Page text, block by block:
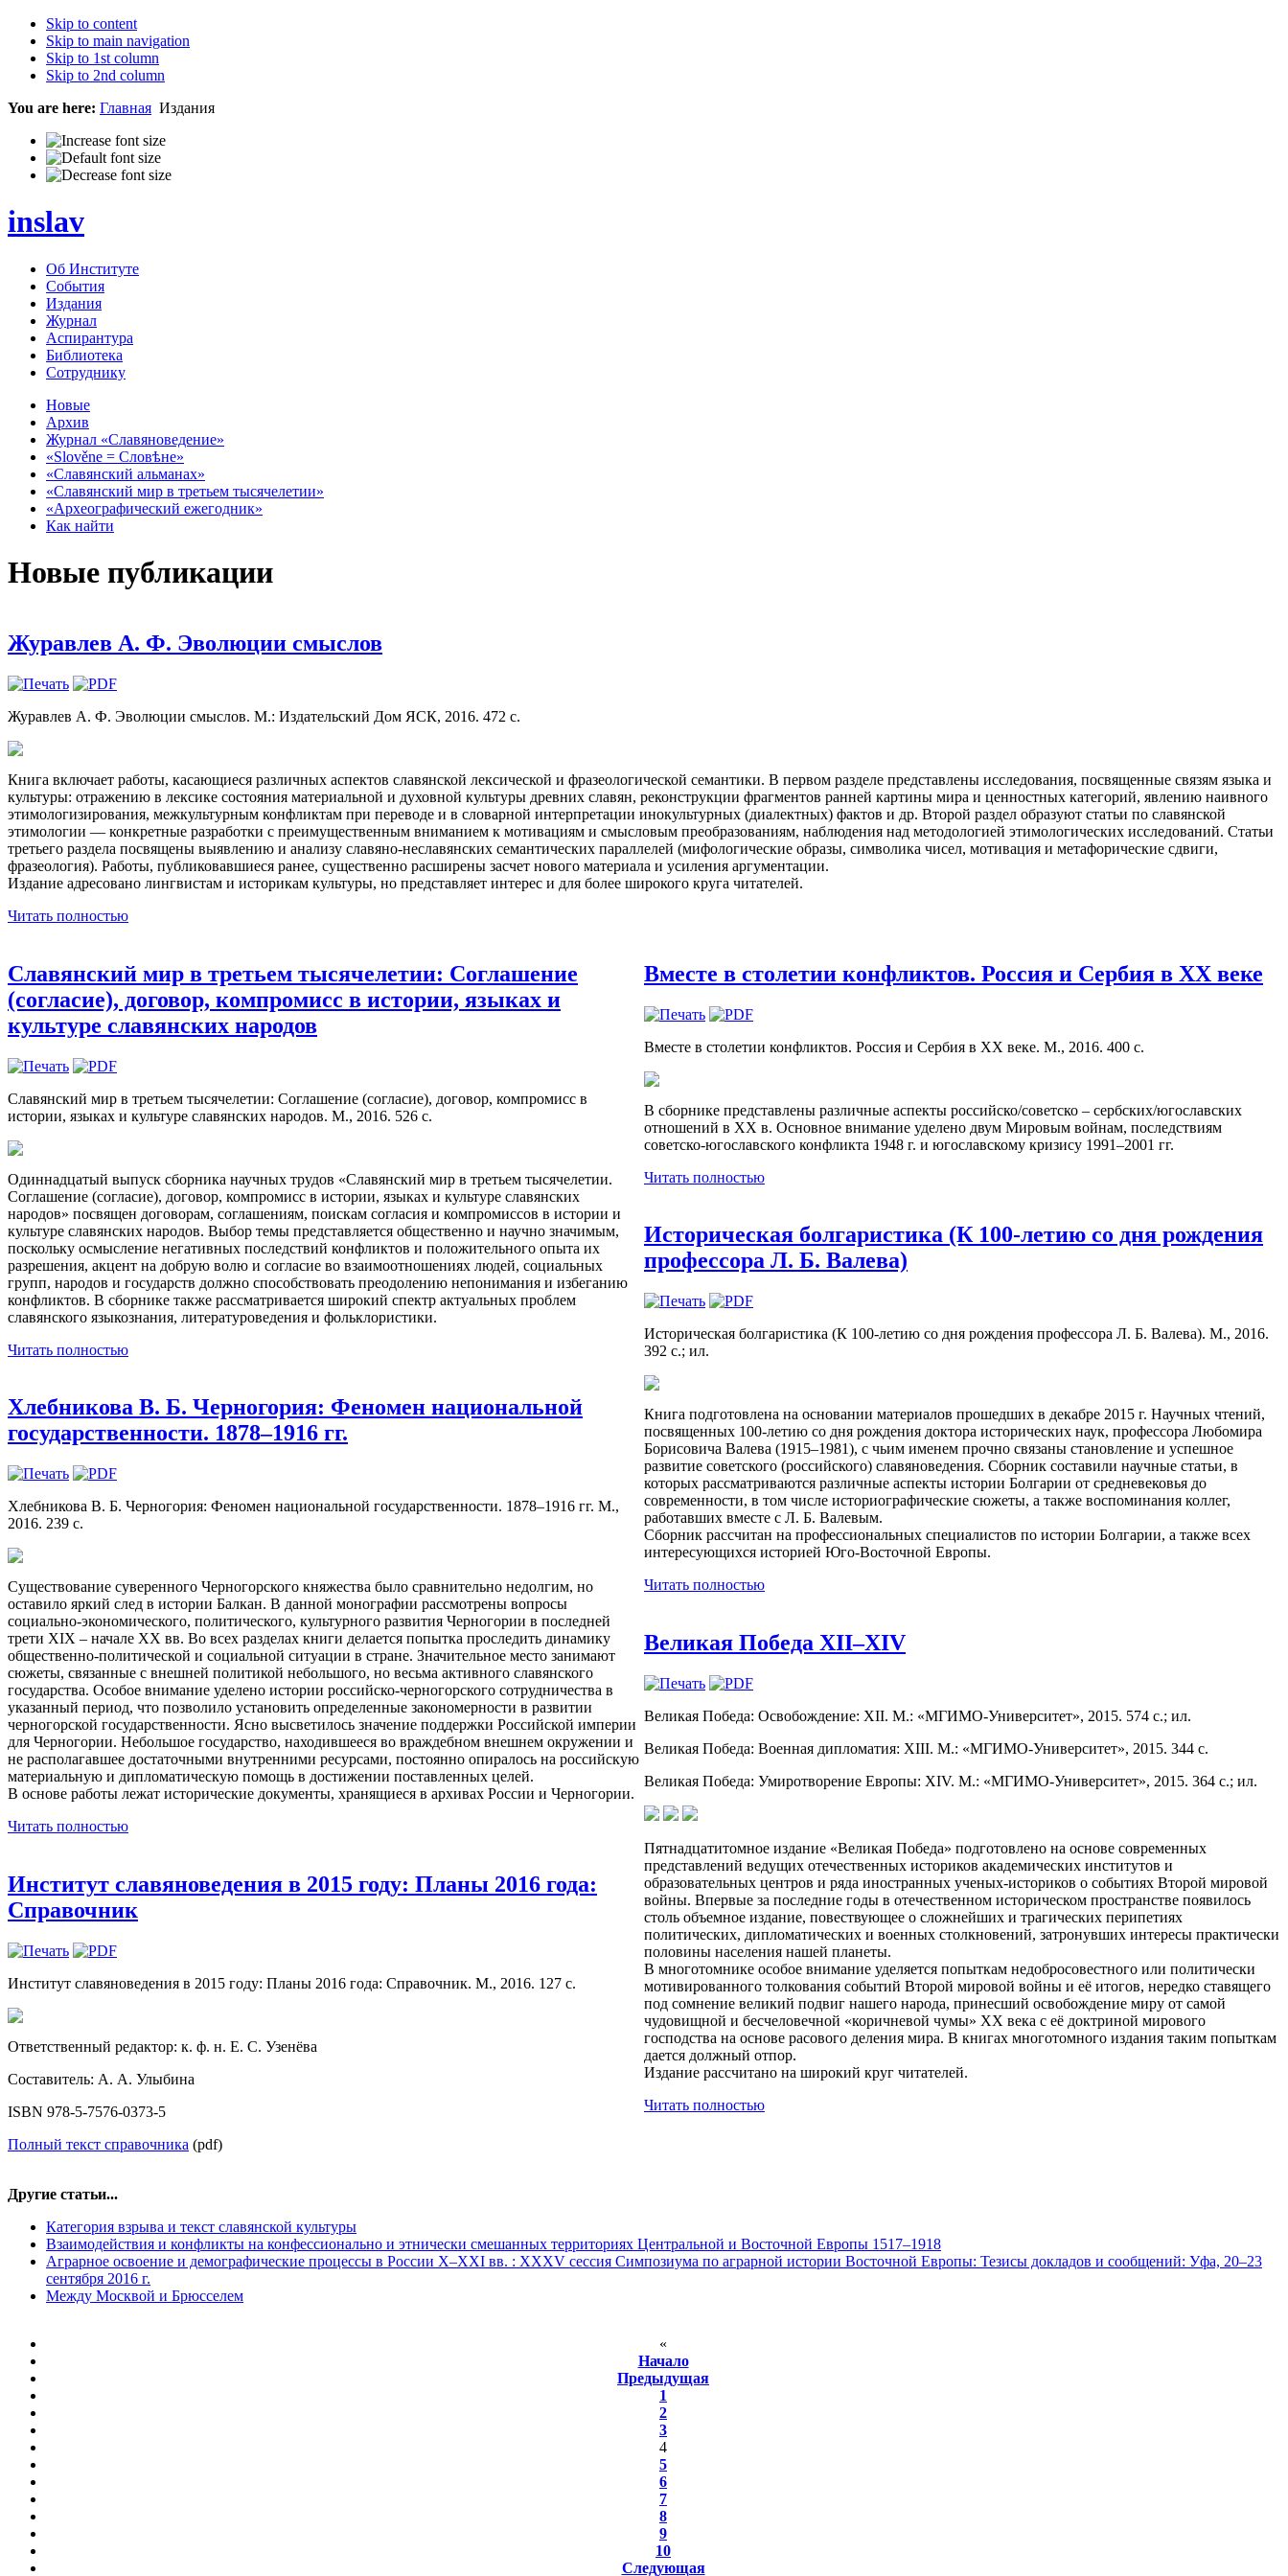
Skip to content
Skip to main navigation
Skip to 1st column
Skip to 2nd column
You are here: Главная Издания
inslav
Об Институте
События
Издания
Журнал
Аспирантура
Библиотека
Сотруднику
Новые
Архив
Журнал «Славяноведение»
«Slověne = Словѣне»
«Славянский альманах»
«Славянский мир в третьем тысячелетии»
«Археографический ежегодник»
Как найти
Новые публикации
Журавлев А. Ф. Эволюции смыслов
Журавлев А. Ф. Эволюции смыслов. М.: Издательский Дом ЯСК, 2016. 472 с.
Книга включает работы, касающиеся различных аспектов славянской лексической и фразеологической семантики. В первом разделе представлены исследования, посвященные связям языка и
культуры: отражению в лексике состояния материальной и духовной культуры древних славян, реконструкции фрагментов ранней картины мира и ценностных категорий, явлению наивного
этимологизирования, межкультурным конфликтам при переводе и в словарной интерпретации инокультурных (диалектных) фактов и др. Второй раздел образуют статьи по славянской
этимологии — конкретные разработки с преимущественным вниманием к мотивациям и смысловым преобразованиям, наблюдения над методологией этимологических исследований. Статьи
третьего раздела посвящены выявлению и анализу славяно-неславянских семантических параллелей (мифологические образы, символика чисел, мотивация и метафорические сдвиги,
фразеология). Работы, публиковавшиеся ранее, существенно расширены засчет нового материала и усиления аргументации.
Издание адресовано лингвистам и историкам культуры, но представляет интерес и для более широкого круга читателей.
Читать полностью
Славянский мир в третьем тысячелетии: Соглашение
(согласие), договор, компромисс в истории, языках и
культуре славянских народов
Славянский мир в третьем тысячелетии: Соглашение (согласие), договор, компромисс в
истории, языках и культуре славянских народов. М., 2016. 526 с.
Одиннадцатый выпуск сборника научных трудов «Славянский мир в третьем тысячелетии.
Соглашение (согласие), договор, компромисс в истории, языках и культуре славянских
народов» посвящен договорам, соглашениям, поискам согласия и компромиссов в истории и
культуре славянских народов. Выбор темы представляется общественно и научно значимым,
поскольку осмысление негативных последствий конфликтов и положительного опыта их
разрешения, акцент на добрую волю и согласие во взаимоотношениях людей, социальных
групп, народов и государств должно способствовать преодолению непонимания и избеганию
конфликтов. В сборнике также рассматривается широкий спектр актуальных проблем
славянского языкознания, литературоведения и фольклористики.
Читать полностью
Хлебникова В. Б. Черногория: Феномен национальной
государственности. 1878–1916 гг.
Хлебникова В. Б. Черногория: Феномен национальной государственности. 1878–1916 гг. М.,
2016. 239 с.
Существование суверенного Черногорского княжества было сравнительно недолгим, но
оставило яркий след в истории Балкан. В данной монографии рассмотрены вопросы
социально-экономического, политического, культурного развития Черногории в последней
трети XIX – начале XX вв. Во всех разделах книги делается попытка проследить динамику
общественно-политической и социальной ситуации в стране. Значительное место занимают
сюжеты, связанные с внешней политикой небольшого, но весьма активного славянского
государства. Особое внимание уделено истории российско-черногорского сотрудничества в
указанный период, что позволило установить определенные закономерности в развитии
черногорской государственности. Ясно высветилось значение поддержки Российской империи
для Черногории. Небольшое государство, находившееся во враждебном внешнем окружении и
не располагавшее достаточными внутренними ресурсами, постоянно опиралось на российскую
материальную и дипломатическую помощь в достижении поставленных целей.
В основе работы лежат исторические документы, хранящиеся в архивах России и Черногории.
Читать полностью
Институт славяноведения в 2015 году: Планы 2016 года:
Справочник
Институт славяноведения в 2015 году: Планы 2016 года: Справочник. М., 2016. 127 с.
Ответственный редактор: к. ф. н. Е. С. Узенёва
Составитель: А. А. Улыбина
ISBN 978-5-7576-0373-5
Полный текст справочника (pdf)
Вместе в столетии конфликтов. Россия и Сербия в XX веке
Вместе в столетии конфликтов. Россия и Сербия в XX веке. М., 2016. 400 с.
В сборнике представлены различные аспекты российско/советско – сербских/югославских
отношений в XX в. Основное внимание уделено двум Мировым войнам, последствиям
советско-югославского конфликта 1948 г. и югославскому кризису 1991–2001 гг.
Читать полностью
Историческая болгаристика (К 100-летию со дня рождения
профессора Л. Б. Валева)
Историческая болгаристика (К 100-летию со дня рождения профессора Л. Б. Валева). М., 2016.
392 с.; ил.
Книга подготовлена на основании материалов прошедших в декабре 2015 г. Научных чтений,
посвященных 100-летию со дня рождения доктора исторических наук, профессора Любомира
Борисовича Валева (1915–1981), с чьим именем прочно связаны становление и успешное
развитие советского (российского) славяноведения. Сборник составили научные статьи, в
которых рассматриваются различные аспекты истории Болгарии от средневековья до
современности, в том числе историографические сюжеты, а также воспоминания коллег,
работавших вместе с Л. Б. Валевым.
Сборник рассчитан на профессиональных специалистов по истории Болгарии, а также всех
интересующихся историей Юго-Восточной Европы.
Читать полностью
Великая Победа XІІ–XIV
Великая Победа: Освобождение: XІІ. М.: «МГИМО-Университет», 2015. 574 с.; ил.
Великая Победа: Военная дипломатия: XІІІ. М.: «МГИМО-Университет», 2015. 344 с.
Великая Победа: Умиротворение Европы: XIV. М.: «МГИМО-Университет», 2015. 364 c.; ил.
Пятнадцатитомное издание «Великая Победа» подготовлено на основе современных
представлений ведущих отечественных историков академических институтов и
образовательных центров и ряда иностран­ных ученых-историков о событиях Второй мировой
войны. Впервые за последние годы в отечественном историческом пространстве появилось
столь объемное издание, повествующее о сложнейших и трагических перипетиях
политических, дипломатических и военных столкновений, затронувших интересы практически
половины населения нашей планеты.
В многотомнике особое внимание уделяется попыткам недобросовестного или политически
мотивированного толкования событий Второй мировой войны и её итогов, нередко ставящего
под сомнение великий подвиг нашего народа, принесший освобождение миру от самой
чудовищной и бесчеловечной «коричневой чумы» XX века с её доктриной мирового
господства на основе расового деления мира. В книгах многотомного издания таким попыткам
дается должный отпор.
Издание рассчитано на широкий круг читателей.
Читать полностью
Другие статьи...
Категория взрыва и текст славянской культуры
Взаимодействия и конфликты на конфессионально и этнически смешанных территориях Центральной и Восточной Европы 1517–1918
Аграрное освоение и демографические процессы в России Х–ХХI вв. : XXXV сессия Симпозиума по аграрной истории Восточной Европы: Тезисы докладов и сообщений: Уфа, 20–23
сентября 2016 г.
Между Москвой и Брюсселем
«
Начало
Предыдущая
1
2
3
4
5
6
7
8
9
10
Следующая